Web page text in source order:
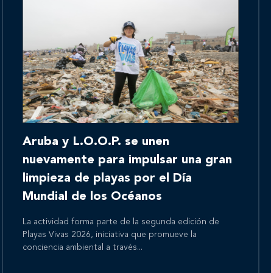
Inicio
Nosotros
Nuestros servicios
Aruba y L.O.O.P. se unen
nuevamente para impulsar una gran
limpieza de playas por el Día
Mundial de los Océanos
La actividad forma parte de la segunda edición de
Playas Vivas 2026, iniciativa que promueve la
conciencia ambiental a través...